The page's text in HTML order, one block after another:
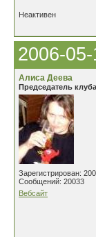
Неактивен
2006-
Алиса Деева
Председатель
Зарегистрирован:
Сообщений: 20033
Вебсайт